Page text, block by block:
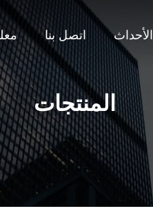
اتصل بنا الأحداث
المنتجات